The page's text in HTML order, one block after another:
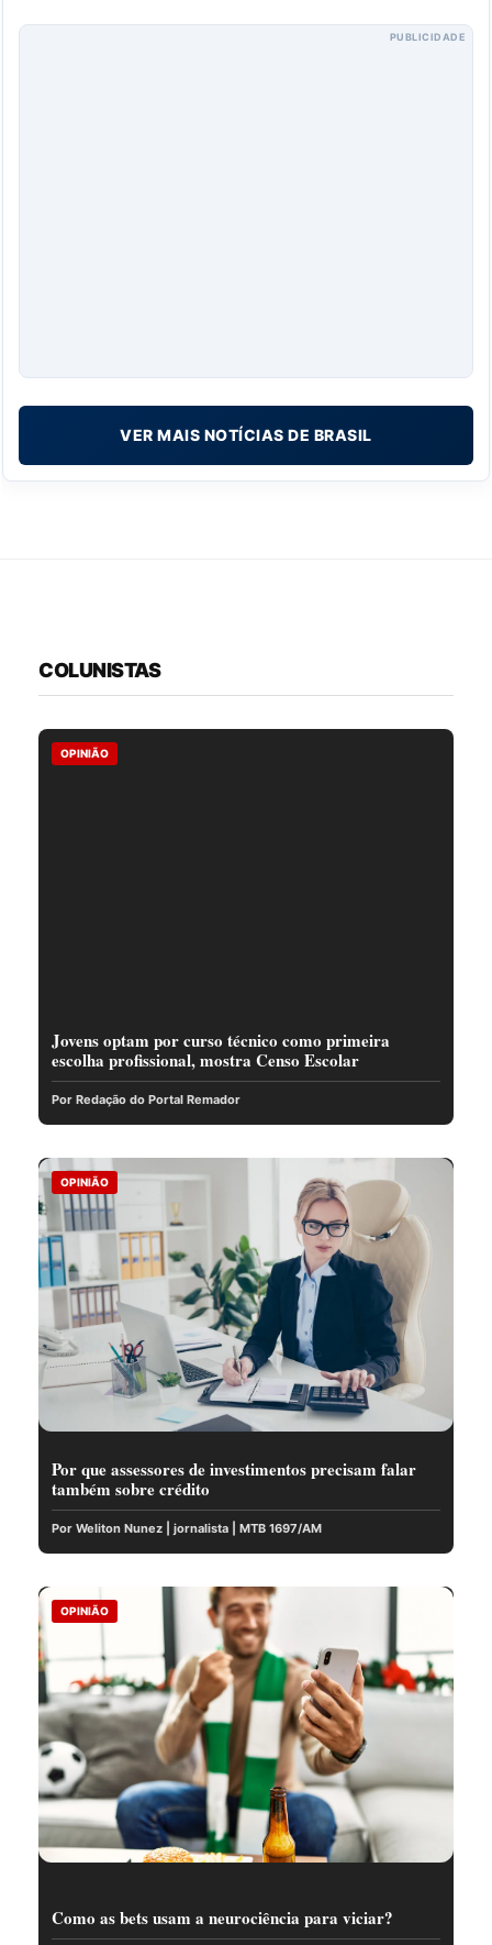
PUBLICIDADE
VER MAIS NOTÍCIAS DE BRASIL
COLUNISTAS
OPINIÃO
Jovens optam por curso técnico como primeira
escolha profissional, mostra Censo Escolar
Por Redação do Portal Remador
OPINIÃO
Por que assessores de investimentos precisam falar
também sobre crédito
Por Weliton Nunez | jornalista | MTB 1697/AM
OPINIÃO
Como as bets usam a neurociência para viciar?